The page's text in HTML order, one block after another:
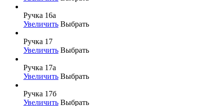
Ручка 16а
Увеличить Выбрать
Ручка 17
Увеличить Выбрать
Ручка 17а
Увеличить Выбрать
Ручка 17б
Увеличить Выбрать